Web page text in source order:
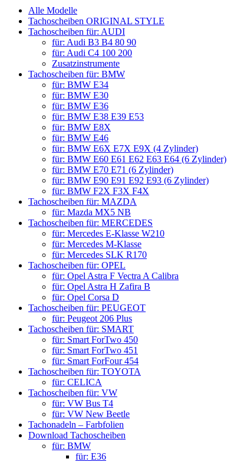
Alle Modelle
Tachoscheiben ORIGINAL STYLE
Tachoscheiben für: AUDI
für: Audi B3 B4 80 90
für: Audi C4 100 200
Zusatzinstrumente
Tachoscheiben für: BMW
für: BMW E34
für: BMW E30
für: BMW E36
für: BMW E38 E39 E53
für: BMW E8X
für: BMW E46
für: BMW E6X E7X E9X (4 Zylinder)
für: BMW E60 E61 E62 E63 E64 (6 Zylinder)
für: BMW E70 E71 (6 Zylinder)
für: BMW E90 E91 E92 E93 (6 Zylinder)
für: BMW F2X F3X F4X
Tachoscheiben für: MAZDA
für: Mazda MX5 NB
Tachoscheiben für: MERCEDES
für: Mercedes E-Klasse W210
für: Mercedes M-Klasse
für: Mercedes SLK R170
Tachoscheiben für: OPEL
für: Opel Astra F Vectra A Calibra
für: Opel Astra H Zafira B
für: Opel Corsa D
Tachoscheiben für: PEUGEOT
für: Peugeot 206 Plus
Tachoscheiben für: SMART
für: Smart ForTwo 450
für: Smart ForTwo 451
für: Smart ForFour 454
Tachoscheiben für: TOYOTA
für: CELICA
Tachoscheiben für: VW
für: VW Bus T4
für: VW New Beetle
Tachonadeln – Farbfolien
Download Tachoscheiben
für: BMW
für: E36